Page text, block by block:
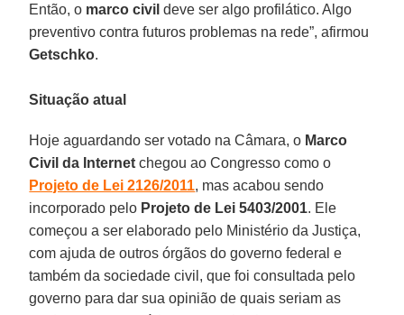
Então, o marco civil deve ser algo profilático. Algo
preventivo contra futuros problemas na rede”, afirmou
Getschko.
Situação atual
Hoje aguardando ser votado na Câmara, o Marco
Civil da Internet chegou ao Congresso como o
Projeto de Lei 2126/2011, mas acabou sendo
incorporado pelo Projeto de Lei 5403/2001. Ele
começou a ser elaborado pelo Ministério da Justiça,
com ajuda de outros órgãos do governo federal e
também da sociedade civil, que foi consultada pelo
governo para dar sua opinião de quais seriam as